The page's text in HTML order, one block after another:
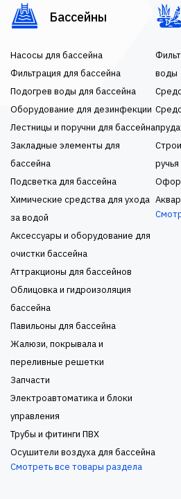
Бассейны
Насосы для бассейна
Фильтрация для бассейна
Подогрев воды для бассейна
Оборудование для дезинфекции
Лестницы и поручни для бассейна
Закладные элементы для
бассейна
Подсветка для бассейна
Химические средства для ухода
за водой
Аксессуары и оборудование для
очистки бассейна
Аттракционы для бассейнов
Облицовка и гидроизоляция
бассейна
Павильоны для бассейна
Жалюзи, покрывала и
переливные решетки
Запчасти
Электроавтоматика и блоки
управления
Трубы и фитинги ПВХ
Осушители воздуха для бассейна
Смотреть все товары раздела
воды
ручья